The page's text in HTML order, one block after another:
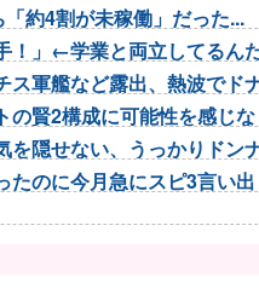
約4割が未稼働」だった...
！」←学業と両立してるん
ス軍艦など露出、熱波でド
の賢2構成に可能性を感じ
を隠せない、うっかりドン
たのに今月急にスピ3言い